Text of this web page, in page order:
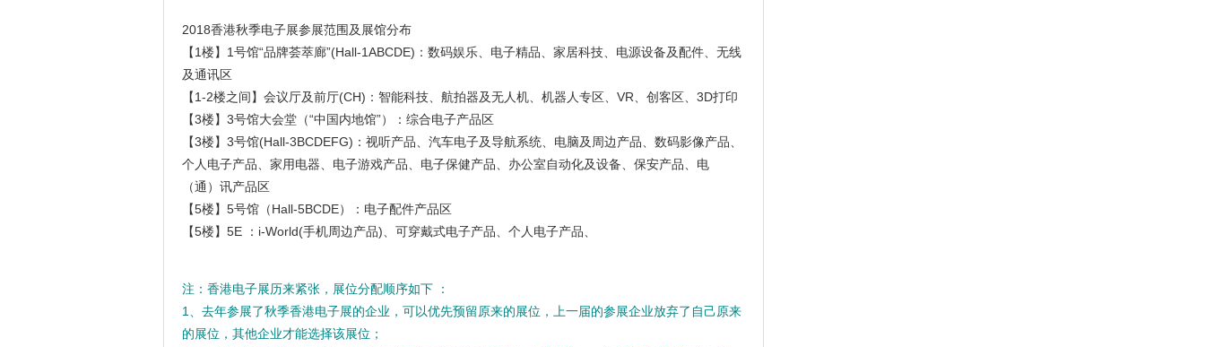
2018香港秋季电子展参展范围及展馆分布
【1楼】1号馆“品牌荟萃廊”(Hall-1ABCDE)：数码娱乐、电子精品、家居科技、电源设备及配件、无线
及通讯区
【1-2楼之间】会议厅及前厅(CH)：智能科技、航拍器及无人机、机器人专区、VR、创客区、3D打印
【3楼】3号馆大会堂（“中国内地馆”）：综合电子产品区
【3楼】3号馆(Hall-3BCDEFG)：视听产品、汽车电子及导航系统、电脑及周边产品、数码影像产品、
个人电子产品、家用电器、电子游戏产品、电子保健产品、办公室自动化及设备、保安产品、电
（通）讯产品区
【5楼】5号馆（Hall-5BCDE）：电子配件产品区
【5楼】5E ：i-World(手机周边产品)、可穿戴式电子产品、个人电子产品、
注：香港电子展历来紧张，展位分配顺序如下 ：
1、去年参展了秋季香港电子展的企业，可以优先预留原来的展位，上一届的参展企业放弃了自己原来
的展位，其他企业才能选择该展位；